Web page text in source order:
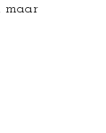
maar